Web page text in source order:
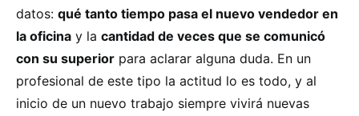
datos: qué tanto tiempo pasa el nuevo vendedor en
la oficina y la cantidad de veces que se comunicó
con su superior para aclarar alguna duda. En un
profesional de este tipo la actitud lo es todo, y al
inicio de un nuevo trabajo siempre vivirá nuevas